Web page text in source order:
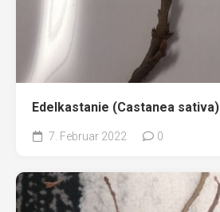
Edelkastanie (Castanea sativa)
7. Februar 2022 0